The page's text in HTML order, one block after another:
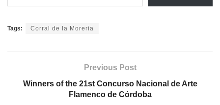
Tags: Corral de la Moreria
Previous Post
Winners of the 21st Concurso Nacional de Arte
Flamenco de Córdoba